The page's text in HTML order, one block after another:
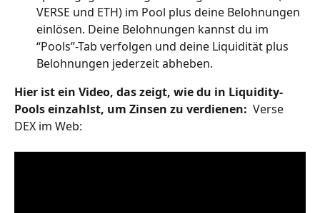
VERSE und ETH) im Pool plus deine Belohnungen
einlösen. Deine Belohnungen kannst du im
“Pools”-Tab verfolgen und deine Liquidität plus
Belohnungen jederzeit abheben.
Hier ist ein Video, das zeigt, wie du in Liquidity-
Pools einzahlst, um Zinsen zu verdienen: Verse
DEX im Web: